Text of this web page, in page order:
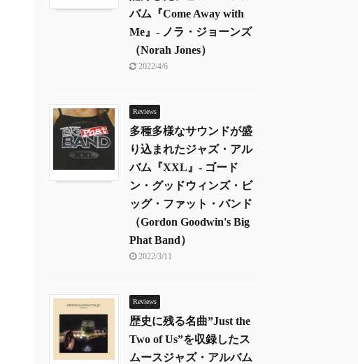
バム『Come Away with
Me』- ノラ・ジョーンズ
（Norah Jones）
2022/4/6
Reviews
多種多様なサウンドが盛
り込まれたジャズ・アル
バム『XXL』- ゴード
ン・グッドウィンズ・ビ
ッグ・ファット・バンド
（Gordon Goodwin's Big
Phat Band）
2022/3/11
Reviews
歴史に残る名曲”Just the
Two of Us”を収録したス
ムースジャズ・アルバム